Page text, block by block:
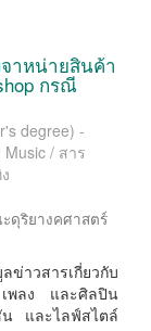
าหน่ายสินค้า
กรณี
degree) -
Music / สาร
ดุริยางคศาสตร์
วสารเกี่ยวกับ
พลง และศิลปิน
น และไลฟ์สไตล์